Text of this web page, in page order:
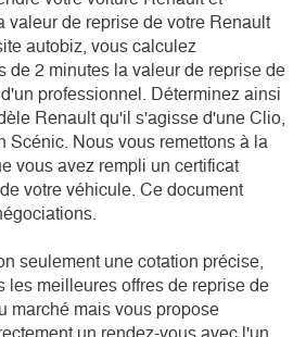
valeur de reprise de votre Renault
autobiz, vous calculez
de 2 minutes la valeur de reprise de
professionnel. Déterminez ainsi
Renault qu'il s'agisse d'une Clio,
Scénic. Nous vous remettons à la
vous avez rempli un certificat
votre véhicule. Ce document
seulement une cotation précise,
les meilleures offres de reprise de
marché mais vous propose